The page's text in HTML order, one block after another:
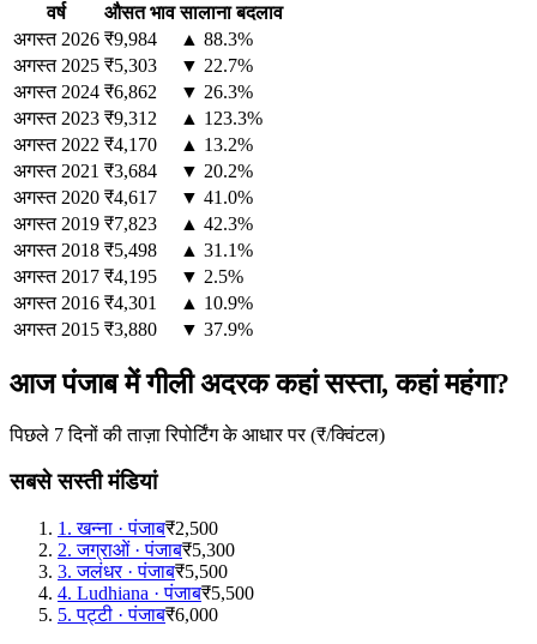
वर्ष औसत भाव सालाना बदलाव
अगस्त 2026 ₹9,984
▲ 88.3%
अगस्त 2025 ₹5,303
▼ 22.7%
अगस्त 2024 ₹6,862
▼ 26.3%
अगस्त 2023 ₹9,312
▲ 123.3%
अगस्त 2022 ₹4,170
▲ 13.2%
अगस्त 2021 ₹3,684
▼ 20.2%
अगस्त 2020 ₹4,617
▼ 41.0%
अगस्त 2019 ₹7,823
▲ 42.3%
अगस्त 2018 ₹5,498
▲ 31.1%
अगस्त 2017 ₹4,195
▼ 2.5%
अगस्त 2016 ₹4,301
▲ 10.9%
अगस्त 2015 ₹3,880 ▼ 37.9%
आज पंजाब में गीली अदरक कहां सस्ता, कहां महंगा?
पिछले 7 दिनों की ताज़ा रिपोर्टिंग के आधार पर (₹/क्विंटल)
सबसे सस्ती मंडियां
1 .खन्ना ·पंजाब₹2,500
2.जग्राओं·पंजाब₹5,300
3.जलंधर·पंजाब₹5,500
4. Ludhiana ·पंजाब₹5,500
5.पट्टी ·पंजाब₹6,000